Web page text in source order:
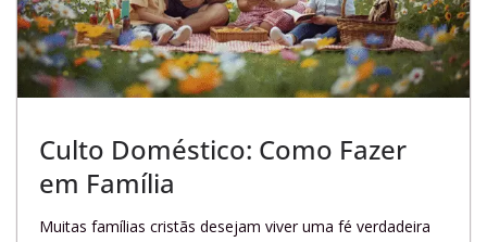
Culto Doméstico: Como Fazer
em Família
Muitas famílias cristãs desejam viver uma fé verdadeira